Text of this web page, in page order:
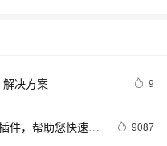
决方案 9
件，帮助您快速构
9087